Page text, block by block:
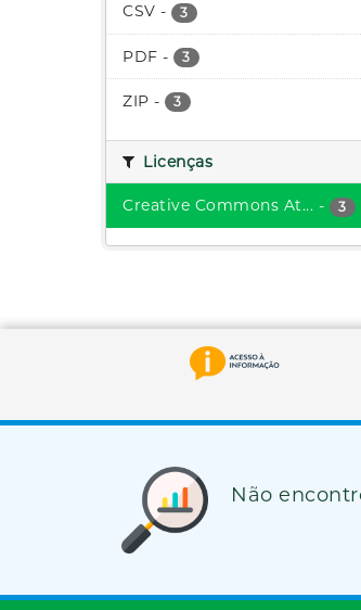
CSV - 3
PDF - 3
ZIP - 3
Licenças
Creative Commons At... - 3
Não